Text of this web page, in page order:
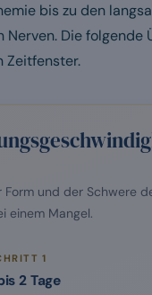
bis zu den
Nerven. Die folgende
Zeitfenster.
Form und der Schwere
einem Mangel.
1
2 Tage